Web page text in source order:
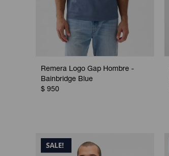
Remera Logo Gap Hombre -
Bainbridge Blue
$ 950